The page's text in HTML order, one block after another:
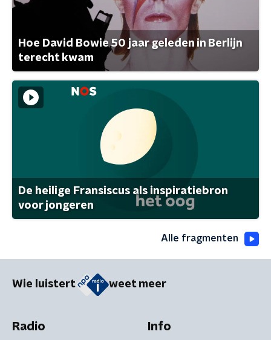
Hoe David Bowie 50 jaar geleden in Berlijn
terecht kwam
De heilige Fransiscus als inspiratiebron
voor jongeren
Alle fragmenten
Wie luistert weet meer
Radio Info